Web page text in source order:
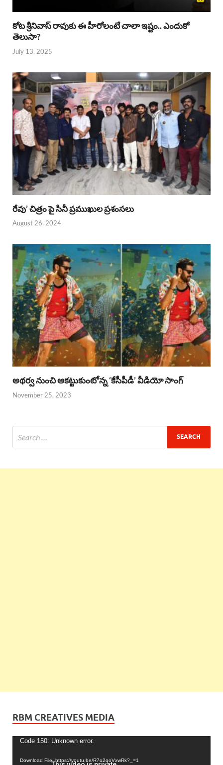
కోట శ్రీనివాస్ రావుకు ఈ హీరోలంటే చాలా ఇష్టం.. ఎందుకో
తెలుసా?
July 13, 2025
రేవు’ చిత్రం పై సినీ ప్రముఖుల ప్రశంసలు
August 26, 2024
అథర్వ నుంచి ఆకట్టుకుంటోన్న ‘కేసీపీడీ’ వీడియో సాంగ్
November 25, 2023
RBM CREATIVES MEDIA
Video
Code 150: Unknown error.
Download File: https://youtu.be/R7o2qoVxwRk?_=1